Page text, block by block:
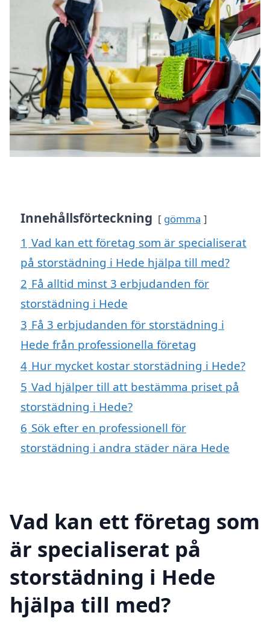
Innehållsförteckning gömma
1 Vad kan ett företag som är specialiserat
på storstädning i Hede hjälpa till med?
2 Få alltid minst 3 erbjudanden för
storstädning i Hede
3 Få 3 erbjudanden för storstädning i
Hede från professionella företag
4 Hur mycket kostar storstädning i Hede?
5 Vad hjälper till att bestämma priset på
storstädning i Hede?
6 Sök efter en professionell för
storstädning i andra städer nära Hede
Vad kan ett företag som
är specialiserat på
storstädning i Hede
hjälpa till med?